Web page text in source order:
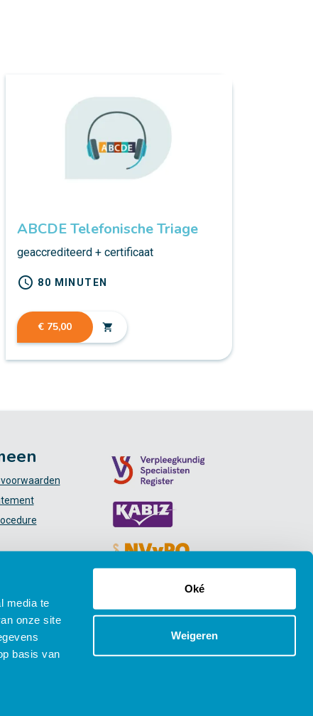
media te
onze site
basis van
Oké
Weigeren
ABCDE Telefonische Triage
geaccrediteerd + certificaat
schedule 80 MINUTEN
€ 75,00 shopping_cart